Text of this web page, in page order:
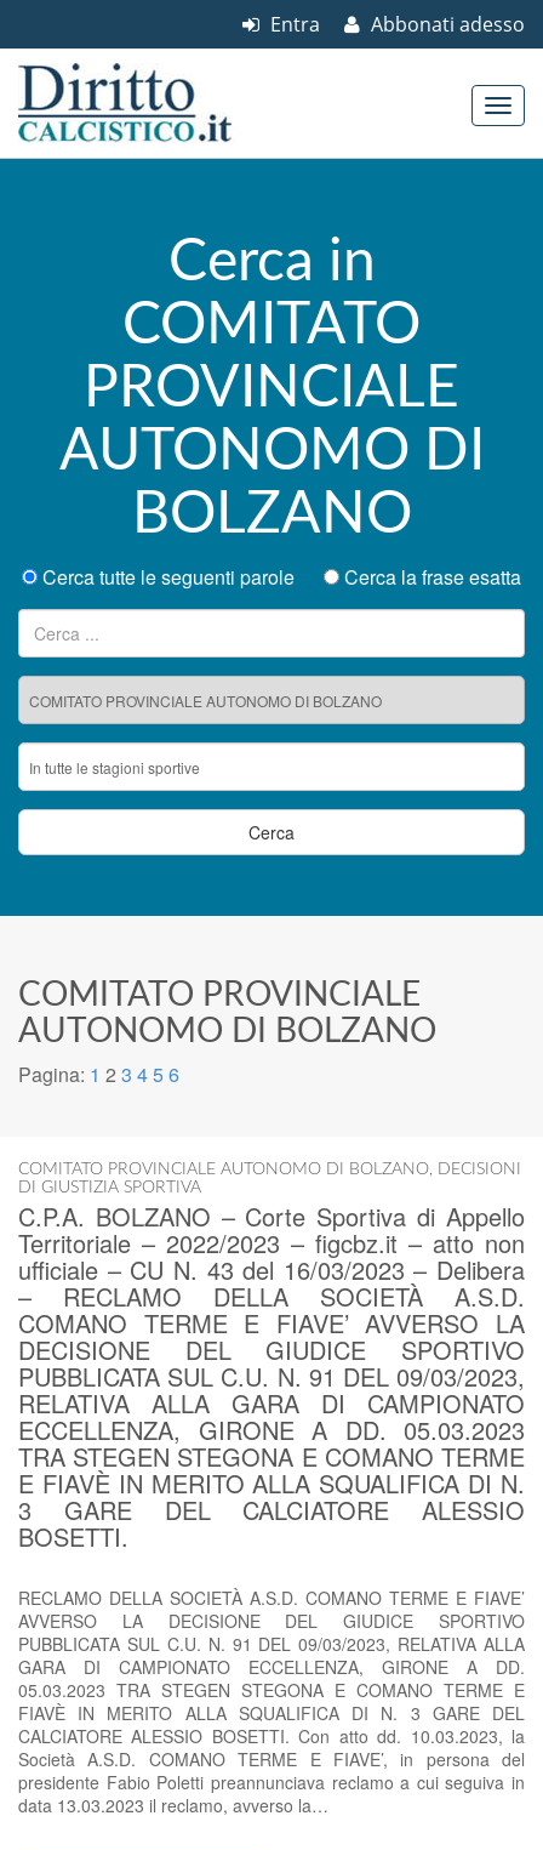
Abbonati adesso
Entra
Cerca in
COMITATO
PROVINCIALE
AUTONOMO DI
BOLZANO
Cerca tutte le seguenti parole
Cerca la frase esatta
Ricerca per:
COMITATO PROVINCIALE
AUTONOMO DI BOLZANO
Pagina: 1 2 3 456
COMITATO PROVINCIALE AUTONOMO DI BOLZANO, DECISIONI
DI GIUSTIZIA SPORTIVA
C.P.A. BOLZANO – Corte Sportiva di Appello
Territoriale – 2022/2023 – figcbz.it – atto non
ufficiale – CU N. 43 del 16/03/2023 – Delibera
– RECLAMO DELLA SOCIETÀ A.S.D.
COMANO TERME E FIAVE’ AVVERSO LA
DECISIONE DEL GIUDICE SPORTIVO
PUBBLICATA SUL C.U. N. 91 DEL 09/03/2023,
RELATIVA ALLA GARA DI CAMPIONATO
ECCELLENZA, GIRONE A DD. 05.03.2023
TRA STEGEN STEGONA E COMANO TERME
E FIAVÈ IN MERITO ALLA SQUALIFICA DI N.
3 GARE DEL CALCIATORE ALESSIO
BOSETTI.
RECLAMO DELLA SOCIETÀ A.S.D. COMANO TERME E FIAVE’
AVVERSO LA DECISIONE DEL GIUDICE SPORTIVO
PUBBLICATA SUL C.U. N. 91 DEL 09/03/2023, RELATIVA ALLA
GARA DI CAMPIONATO ECCELLENZA, GIRONE A DD.
05.03.2023 TRA STEGEN STEGONA E COMANO TERME E
FIAVÈ IN MERITO ALLA SQUALIFICA DI N. 3 GARE DEL
CALCIATORE ALESSIO BOSETTI. Con atto dd. 10.03.2023, la
Società A.S.D. COMANO TERME E FIAVE’, in persona del
presidente Fabio Poletti preannunciava reclamo a cui seguiva in
data 13.03.2023 il reclamo, avverso la…